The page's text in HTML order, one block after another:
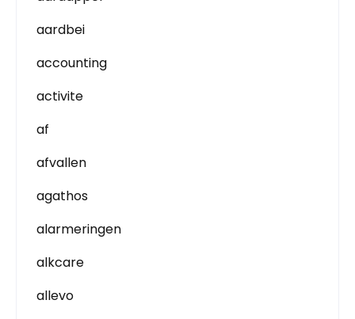
aardbei
accounting
activite
af
afvallen
agathos
alarmeringen
alkcare
allevo